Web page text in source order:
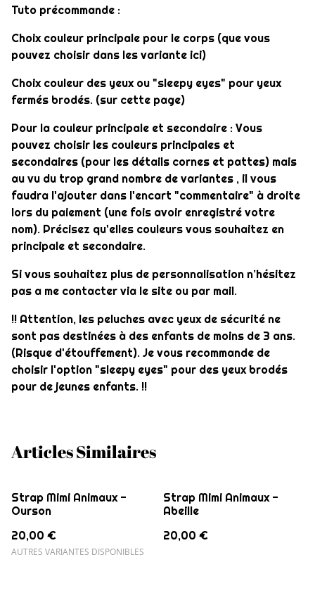
Tuto précommande :
Choix couleur principale pour le corps (que vous
pouvez choisir dans les variante ici)
Choix couleur des yeux ou "sleepy eyes" pour yeux
fermés brodés. (sur cette page)
Pour la couleur principale et secondaire : Vous
pouvez choisir les couleurs principales et
secondaires (pour les détails cornes et pattes) mais
au vu du trop grand nombre de variantes , il vous
faudra l'ajouter dans l'encart "commentaire" à droite
lors du paiement (une fois avoir enregistré votre
nom). Précisez qu'elles couleurs vous souhaitez en
principale et secondaire.
Si vous souhaitez plus de personnalisation n’hésitez
pas a me contacter via le site ou par mail.
!! Attention, les peluches avec yeux de sécurité ne
sont pas destinées à des enfants de moins de 3 ans.
(Risque d'étouffement). Je vous recommande de
choisir l'option "sleepy eyes" pour des yeux brodés
pour de jeunes enfants. !!
Articles Similaires
Strap Mimi Animaux -
Ourson
20,00 €
AUTRES VARIANTES DISPONIBLES
Strap Mimi Animaux -
Abeille
20,00 €